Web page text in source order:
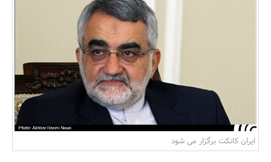
بانک، بیمه و سرمایه
مسکن و ساختمان
ایران کانکت برگزار می شود